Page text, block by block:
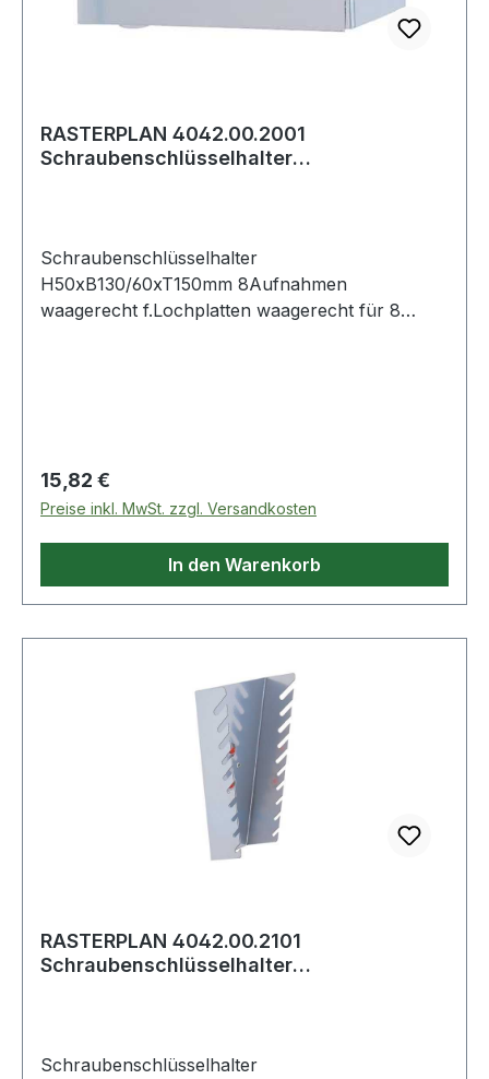
RASTERPLAN 4042.00.2001
Schraubenschlüsselhalter
Schraubenschlüsselhalter
H50xB130/60xT150mm 8Aufnahmen
waagerecht f.Lochplatten waagerecht für 8
Regulärer Preis:
15,82 €
Preise inkl. MwSt. zzgl. Versandkosten
In den Warenkorb
RASTERPLAN 4042.00.2101
Schraubenschlüsselhalter
Schraubenschlüsselhalter